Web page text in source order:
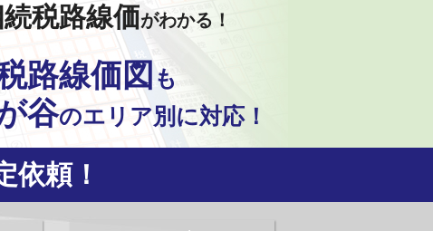
税路線価がわかる！
路線価図 も
谷のエリア別に対応！
依頼！